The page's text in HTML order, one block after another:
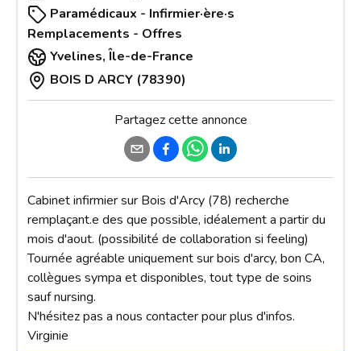
Paramédicaux - Infirmier·ère·s
Remplacements - Offres
Yvelines,Île-de-France
BOIS D ARCY (78390)
Partagez cette annonce
Cabinet infirmier sur Bois d'Arcy (78) recherche
remplaçant.e des que possible, idéalement a partir du
mois d'aout. (possibilité de collaboration si feeling)
Tournée agréable uniquement sur bois d'arcy, bon CA,
collègues sympa et disponibles, tout type de soins
sauf nursing.
N'hésitez pas a nous contacter pour plus d'infos.
Virginie